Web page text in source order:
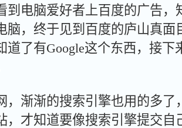
到电脑爱好者上百度的广告，
脑，终于见到百度的庐山真面
道了有Google这个东西，接
，渐渐的搜索引擎也用的多了
，才知道要像搜索引擎提交自